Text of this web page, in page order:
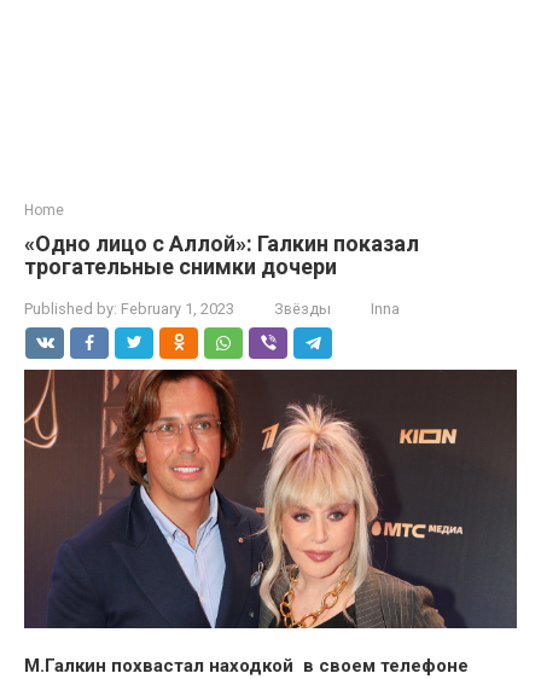
Home
«Одно лицо с Аллой»: Галкин показал
трогательные снимки дочери
Published by: February 1, 2023 Звёзды Inna
М.Галкин похвастал находкой в своем телефоне